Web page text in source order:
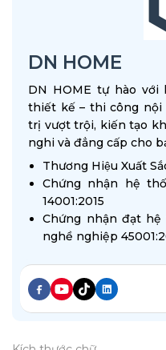
DN HOME
DN HOME tự hào với
thiết kế – thi công nội
trị vượt trội, kiến tạo
nghi và đẳng cấp cho
Thương Hiệu Xuất
Chứng nhận hệ
14001:2015
Chứng nhận đạt
nghề nghiệp